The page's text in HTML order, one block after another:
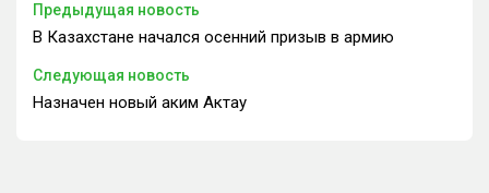
Предыдущая новость
В Казахстане начался осенний призыв в армию
Следующая новость
Назначен новый аким Актау